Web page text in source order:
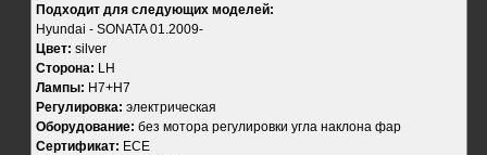
Подходит для следующих моделей:
Hyundai - SONATA 01.2009-
Цвет: silver
Сторона: LH
Лампы: H7+H7
Регулировка: электрическая
Оборудование: без мотора регулировки угла наклона фар
Сертификат: ECE